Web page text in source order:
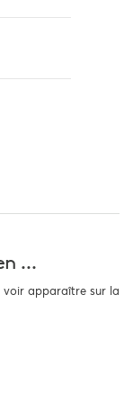
...
voir apparaître sur la